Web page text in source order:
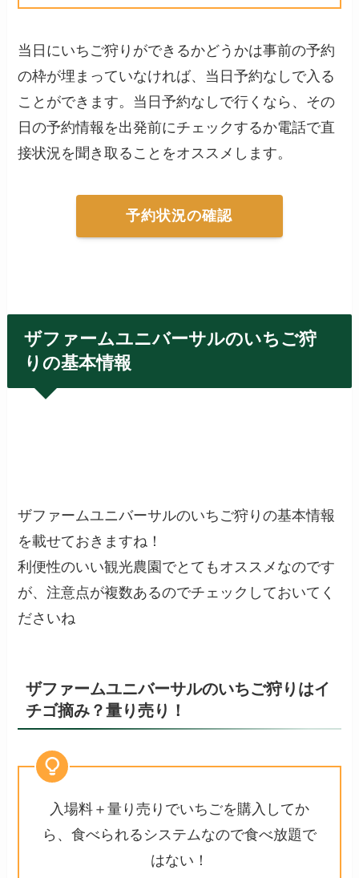
当日にいちご狩りができるかどうかは事前の予約
の枠が埋まっていなければ、当日予約なしで入る
ことができます。当日予約なしで行くなら、その
日の予約情報を出発前にチェックするか電話で直
接状況を聞き取ることをオススメします。
予約状況の確認
ザファームユニバーサルのいちご狩
りの基本情報
ザファームユニバーサルのいちご狩りの基本情報
を載せておきますね！
利便性のいい観光農園でとてもオススメなのです
が、注意点が複数あるのでチェックしておいてく
ださいね
ザファームユニバーサルのいちご狩りはイ
チゴ摘み？量り売り！
入場料＋量り売りでいちごを購入してか
ら、食べられるシステムなので食べ放題で
はない！